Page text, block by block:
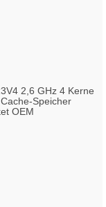
2,6 GHz 4 Kerne
Speicher
OEM